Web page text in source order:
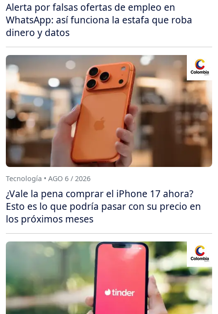
Alerta por falsas ofertas de empleo en
WhatsApp: así funciona la estafa que roba
dinero y datos
Tecnología • AGO 6 / 2026
¿Vale la pena comprar el iPhone 17 ahora?
Esto es lo que podría pasar con su precio en
los próximos meses